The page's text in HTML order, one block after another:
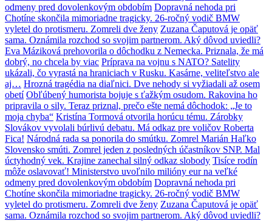
odmeny pred dovolenkovým obdobím Dopravná nehoda pri
Chotíne skončila mimoriadne tragicky. 26-ročný vodič BMW
vyletel do protismeru. Zomreli dve ženy Zuzana Čaputová je opäť
sama. Oznámila rozchod so svojim partnerom. Aký dôvod uviedli?
Eva Máziková prehovorila o dôchodku z Nemecka. Priznala, že má
dobrý, no chcela by viac Príprava na vojnu s NATO? Satelity
ukázali, čo vyrastá na hraniciach v Rusku. Kasárne, veliteľstvo ale
aj… Hrozná tragédia na diaľnici. Dve nehody si vyžiadali až osem
obetí Obľúbený humorista bojuje s ťažkým osudom. Rakovina ho
pripravila o sily. Teraz priznal, prečo ešte nemá dôchodok: „Je to
moja chyba“ Kristína Tormová otvorila horúcu tému. Zárobky
Slovákov vyvolali búrlivú debatu. Má odkaz pre voličov Roberta
Fica! Národná rada sa ponorila do smútku. Zomrel Marián Haľko
Slovensko smúti. Zomrel jeden z posledných účastníkov SNP. Mal
úctyhodný vek. Krajine zanechal silný odkaz slobody Tisíce rodín
môže oslavovať! Ministerstvo uvoľnilo milióny eur na veľké
odmeny pred dovolenkovým obdobím Dopravná nehoda pri
Chotíne skončila mimoriadne tragicky. 26-ročný vodič BMW
vyletel do protismeru. Zomreli dve ženy Zuzana Čaputová je opäť
sama. Oznámila rozchod so svojim partnerom. Aký dôvod uviedli?